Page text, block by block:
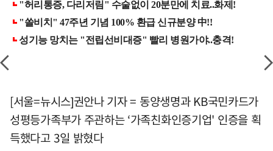
[서울=뉴시스]권안나 기자 = 동양생명과 KB국민카드가
성평등가족부가 주관하는 ‘가족친화인증기업' 인증을 획
득했다고 3일 밝혔다